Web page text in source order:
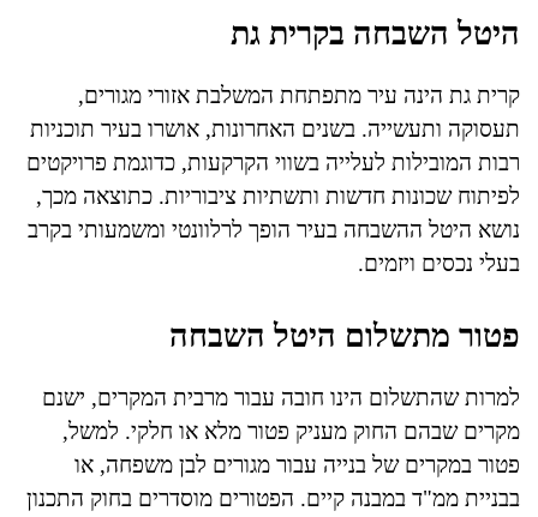
היטל השבחה בקרית גת
קרית גת הינה עיר מתפתחת המשלבת אזורי מגורים,
תעסוקה ותעשייה. בשנים האחרונות, אושרו בעיר תוכניות
רבות המובילות לעלייה בשווי הקרקעות, כדוגמת פרויקטים
לפיתוח שכונות חדשות ותשתיות ציבוריות. כתוצאה מכך,
נושא היטל ההשבחה בעיר הופך לרלוונטי ומשמעותי בקרב
בעלי נכסים ויזמים.
פטור מתשלום היטל השבחה
למרות שהתשלום הינו חובה עבור מרבית המקרים, ישנם
מקרים שבהם החוק מעניק פטור מלא או חלקי. למשל,
פטור במקרים של בנייה עבור מגורים לבן משפחה, או
בבניית ממ"ד במבנה קיים. הפטורים מוסדרים בחוק התכנון